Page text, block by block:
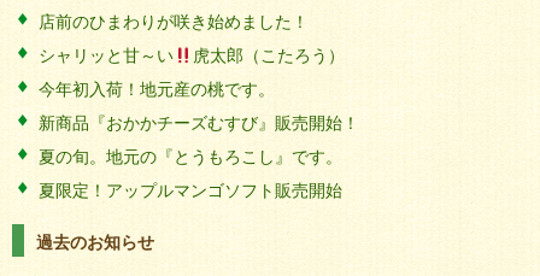
店前のひまわりが咲き始めました！
シャリッと甘～い
虎太郎（こたろう）
今年初入荷！地元産の桃です。
新商品『おかかチーズむすび』販売開始！
夏の旬。地元の『とうもろこし』です。
夏限定！アップルマンゴソフト販売開始
過去のお知らせ